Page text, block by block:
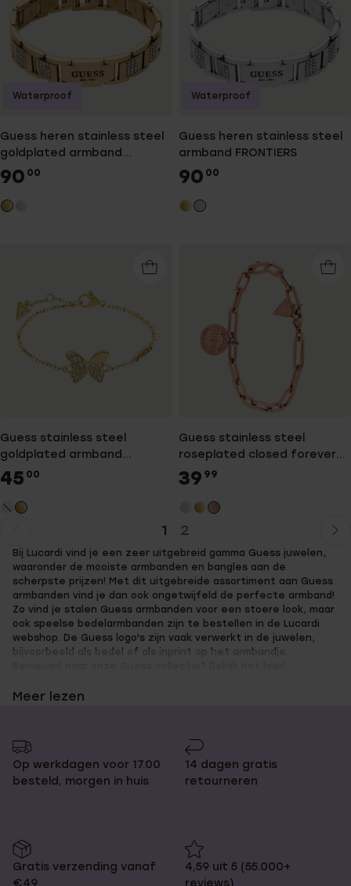
Guess heren stainless steel
goldplated armband
FRONTIERS
90 00
Waterproof
Guess heren stainless steel
armband FRONTIERS
90 00
Waterproof
Guess stainless steel
goldplated armband
CHRYSALIS
45 00
Guess stainless steel
roseplated closed forever
armband
39 99
pagina
1 2
naar
pagina
Bij Lucardi vind je een zeer uitgebreid gamma Guess juwelen,
waaronder de mooiste armbanden en bangles aan de
scherpste prijzen! Met dit uitgebreide assortiment aan Guess
armbanden vind je dan ook ongetwijfeld de perfecte armband!
Zo vind je stalen Guess armbanden voor een stoere look, maar
ook speelse bedelarmbanden zijn te bestellen in de Lucardi
webshop. De Guess logo's zijn vaak verwerkt in de juwelen,
bijvoorbeeld als bedel of als inprint op het armbandje.
Vind je favoriete Guess armband
online bij Lucardi!
zijn door de kleuren goed te combineren met elkaar. Door het
gebruik van bedeltjes en steentjes krijgen ze een speels
karakter. Ook zijn veel armbanden bezet met fijne kristallen. Er
Meer lezen
Op werkdagen voor 17.00
besteld, morgen in huis
14 dagen gratis
retourneren
Gratis verzending vanaf
€49
4,59 uit 5 (55.000+
reviews)